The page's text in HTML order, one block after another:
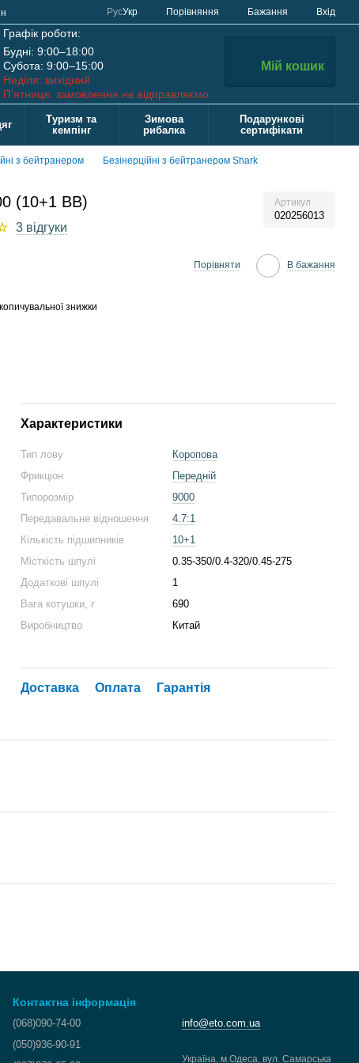
РусУкр Порівняння Бажання Вхід
Графік роботи:
Будні: 9:00–18:00
Субота: 9:00–15:00
Неділя: вихідний
П’ятниця: замовлення не відправляємо
Мій кошик
Туризм та
кемпінг
Зимова
рибалка
Подарункові
сертифікати
з бейтранером
Безінерційні з бейтранером Shark
(10+1 BB) Артикул
020256013
3 відгуки
Порівняти В бажання
знижки
Характеристики
Тип лову
Коропова
Фрикціон
Передній
Типорозмір
9000
Передавальне відношення
4.7:1
Кількість підшипників
10+1
Місткість шпулі
0.35-350/0.4-320/0.45-275
Додаткові шпулі
1
Вага котушки, г
690
Виробництво
Китай
Доставка Оплата Гарантія
Контактна інформація
(068)090-74-00
(050)936-90-91
info@eto.com.ua
Україна, м.Одеса, вул. Самарська